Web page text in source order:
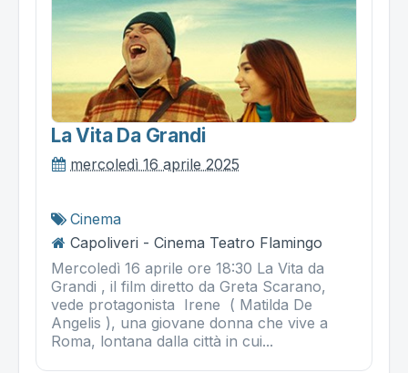
La Vita Da Grandi
mercoledì 16 aprile 2025
Cinema
Capoliveri - Cinema Teatro Flamingo
Mercoledì 16 aprile ore 18:30 La Vita da
Grandi , il film diretto da Greta Scarano,
vede protagonista Irene ( Matilda De
Angelis ), una giovane donna che vive a
Roma, lontana dalla città in cui...